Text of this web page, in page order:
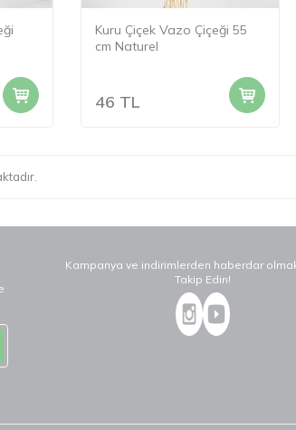
Kuru Çiçek Vazo Çiçeği 55
cm Naturel
46 TL
Kampanya ve indirimlerden haberdar
Takip Edin!